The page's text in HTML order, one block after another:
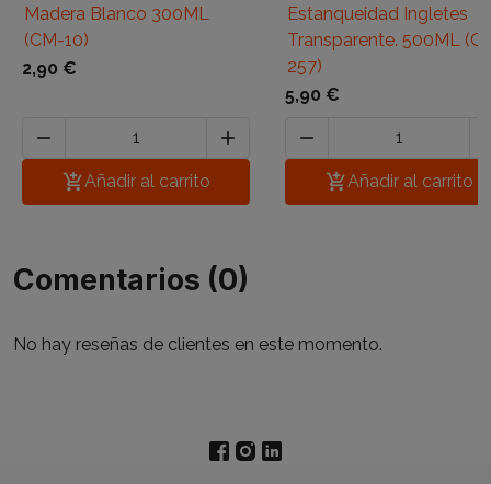
Madera Blanco 300ML
(CM-10)
2,90 €


Añadir al carrito
Estanqueidad Ingletes
Transparente. 500ML
257)
5,90 €

Añadir al carrito
Comentarios (0)
No hay reseñas de clientes en este momento.